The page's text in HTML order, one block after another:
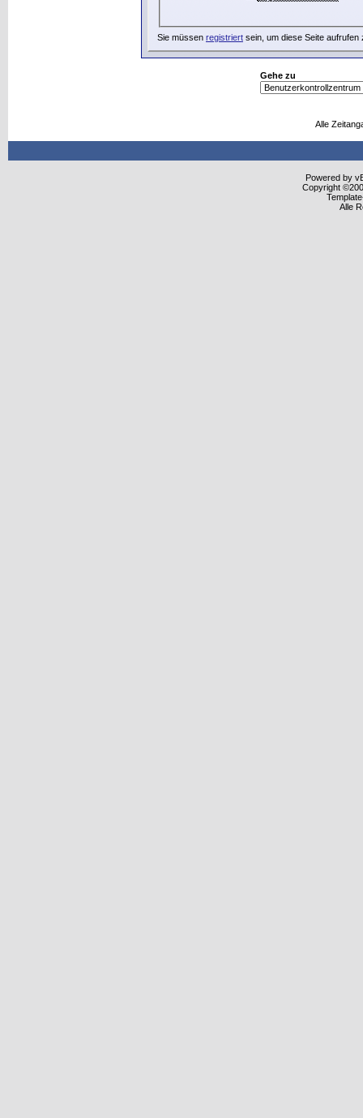
Sie müssen registriert sein, um diese Seite aufrufen
Gehe zu
Alle
Powered by
Copyright
Alle